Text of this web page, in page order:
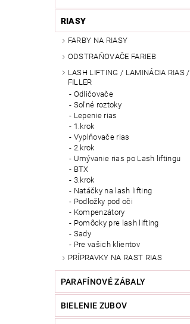
RIASY
FARBY NA RIASY
ODSTRAŇOVAČE FARIEB
LASH LIFTING / LAMINÁCIA RIAS /
FILLER
Odličovače
Soľné roztoky
Lepenie rias
1.krok
Vyplňovače rias
2.krok
Umývanie rias po Lash liftingu
BTX
3.krok
Natáčky na lash lifting
Podložky pod oči
Kompenzátory
Pomôcky pre lash lifting
Sady
Pre vašich klientov
PRÍPRAVKY NA RAST RIAS
PARAFÍNOVÉ ZÁBALY
BIELENIE ZUBOV